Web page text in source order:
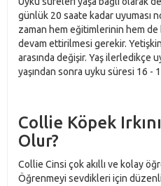
günlük 20 saate kadar uyuması
zaman hem eğitimlerinin hem de
devam ettirilmesi gerekir.
arasında değişir. Yaş ilerledikçe
yaşından sonra uyku süresi 16 -
Collie Köpek
Olur?
Collie Cinsi çok akıllı ve kolay
Öğrenmeyi sevdikleri için